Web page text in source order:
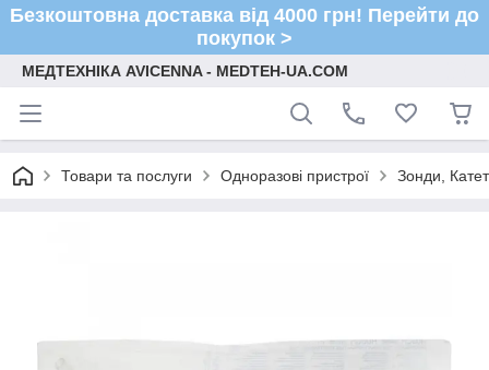
Безкоштовна доставка від 4000 грн! Перейти до
покупок >
МЕДТЕХНІКА AVICENNA - MEDTEH-UA.COM
Товари та послуги Одноразові пристрої Зонди,